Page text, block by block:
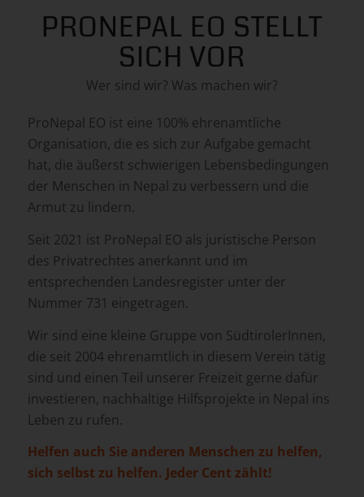
PRONEPAL EO STELLT
SICH VOR
Wer sind wir? Was machen wir?
ProNepal EO ist eine 100% ehrenamtliche
Organisation, die es sich zur Aufgabe gemacht
hat, die äußerst schwierigen Lebensbedingungen
der Menschen in Nepal zu verbessern und die
Armut zu lindern.
Seit 2021 ist ProNepal EO als juristische Person
des Privatrechtes anerkannt und im
entsprechenden Landesregister unter der
Nummer 731 eingetragen.
Wir sind eine kleine Gruppe von SüdtirolerInnen,
die seit 2004 ehrenamtlich in diesem Verein tätig
sind und einen Teil unserer Freizeit gerne dafür
investieren, nachhaltige Hilfsprojekte in Nepal ins
Leben zu rufen.
Helfen auch Sie anderen Menschen zu helfen,
sich selbst zu helfen. Jeder Cent zählt!